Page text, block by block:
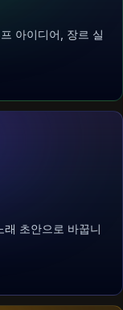
아이디어, 장르 실
초안으로 바꿉니